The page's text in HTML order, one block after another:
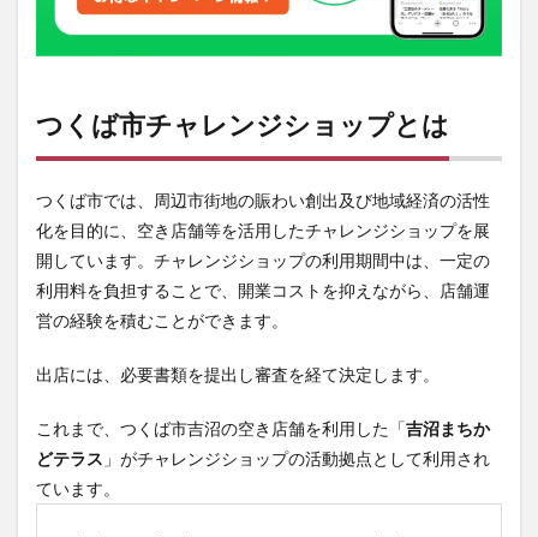
つくば市チャレンジショップとは
つくば市では、周辺市街地の賑わい創出及び地域経済の活性
化を目的に、空き店舗等を活用したチャレンジショップを展
開しています。チャレンジショップの利用期間中は、一定の
利用料を負担することで、開業コストを抑えながら、店舗運
営の経験を積むことができます。
出店には、必要書類を提出し審査を経て決定します。
これまで、つくば市吉沼の空き店舗を利用した「吉沼まちか
どテラス 」がチャレンジショップの活動拠点として利用され
ています。